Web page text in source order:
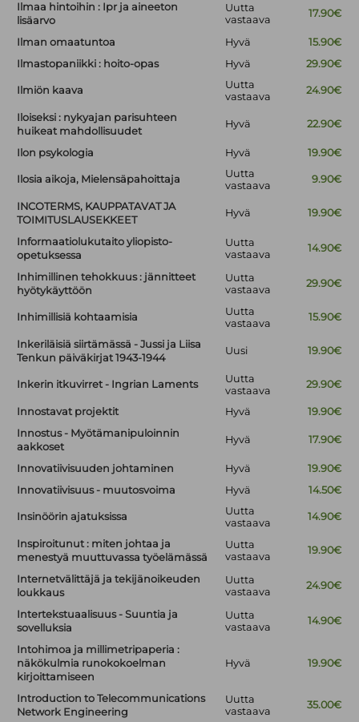
Ilmaa hintoihin : Ipr ja aineeton
lisäarvo
Uutta
vastaava
17.90€
Ilman omaatuntoa Hyvä
15.90€
Ilmastopaniikki : hoito-opas
Hyvä 29.90€
Ilmiön kaava
Uutta
vastaava
24.90€
Iloiseksi : nykyajan parisuhteen
huikeat mahdollisuudet
Hyvä 22.90€
Ilon psykologia Hyvä 19.90€
Ilosia aikoja, Mielensäpahoittaja
Uutta
vastaava
9.90€
INCOTERMS, KAUPPATAVAT JA
TOIMITUSLAUSEKKEET
Hyvä 19.90€
Informaatiolukutaito yliopisto-
opetuksessa
Uutta
vastaava
14.90€
Inhimillinen tehokkuus : jännitteet
hyötykäyttöön
Uutta
vastaava
29.90€
Inhimillisiä kohtaamisia
Uutta
vastaava
15.90€
Inkeriläisiä siirtämässä - Jussi ja Liisa
Tenkun päiväkirjat 1943-1944
Uusi 19.90€
Inkerin itkuvirret - Ingrian Laments
Uutta
vastaava
29.90€
Innostavat projektit Hyvä
19.90€
Innostus - Myötämanipuloinnin
aakkoset
Hyvä 17.90€
Innovatiivisuuden johtaminen Hyvä
19.90€
Innovatiivisuus - muutosvoima
Hyvä 14.50€
Insinöörin ajatuksissa
Uutta
vastaava
14.90€
Inspiroitunut : miten johtaa ja
menestyä muuttuvassa työelämässä
Uutta
vastaava
19.90€
Internetvälittäjä ja tekijänoikeuden
loukkaus
Uutta
vastaava
24.90€
Intertekstuaalisuus - Suuntia ja
sovelluksia
Uutta
vastaava
14.90€
Intohimoa ja millimetripaperia :
näkökulmia runokokoelman
kirjoittamiseen
Hyvä 19.90€
Introduction to Telecommunications
Network Engineering
Uutta
vastaava
35.00€